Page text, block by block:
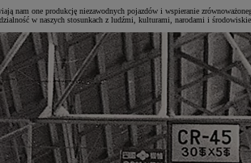
nam one produkcję niezawodnych pojazdów i wspieranie
w naszych stosunkach z ludźmi, kulturami, narodami i